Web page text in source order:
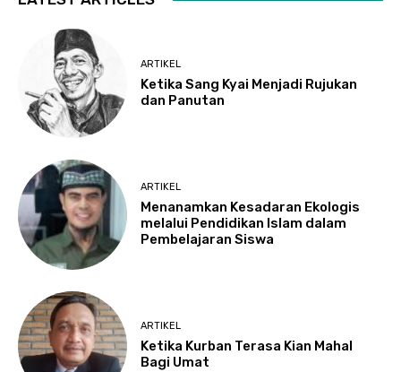
ARTIKEL
Ketika Sang Kyai Menjadi Rujukan
dan Panutan
ARTIKEL
Menanamkan Kesadaran Ekologis
melalui Pendidikan Islam dalam
Pembelajaran Siswa
ARTIKEL
Ketika Kurban Terasa Kian Mahal
Bagi Umat